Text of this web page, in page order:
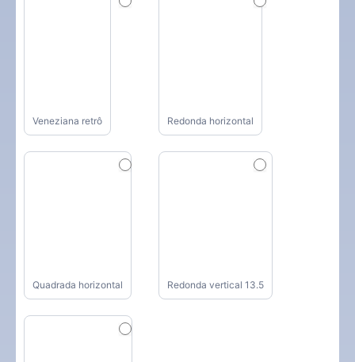
Veneziana retrô Redonda horizontal
Quadrada horizontal Redonda vertical 13.5